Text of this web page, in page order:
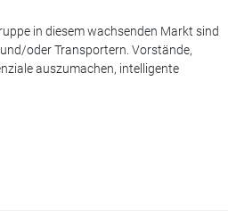
in diesem wachsenden Markt sind
oder Transportern. Vorstände,
auszumachen, intelligente